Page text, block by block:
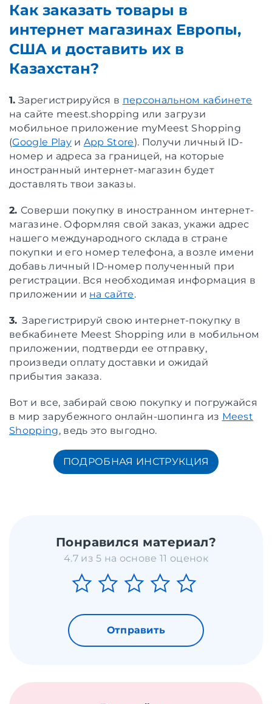
Как заказать товары в
интернет магазинах Европы,
США и доставить их в
Казахстан?
1. Зарегистрируйся в персональном кабинете
на сайте meest.shopping или загрузи
мобильное приложение myMeest Shopping
(Google Playи App Store). Получи личный ID-
номер и адреса за границей, на которые
иностранный интернет-магазин будет
доставлять твои заказы.
2. Соверши покупку в иностранном интернет-
магазине. Оформляя свой заказ, укажи адрес
нашего международного склада в стране
покупки и его номер телефона, а возле имени
добавь личный ID-номер полученный при
регистрации. Вся необходимая информация в
приложении и на сайте.
3. Зарегистрируй свою интернет-покупку в
вебкабинете Meest Shopping или в мобильном
приложении, подтверди ее отправку,
произведи оплату доставки и ожидай
прибытия заказа.
Вот и все, забирай свою покупку и погружайся
в мир зарубежного онлайн-шопинга из Meest
Shopping, ведь это выгодно.
ПОДРОБНАЯ ИНСТРУКЦИЯ
Понравился материал?
4.7 из 5 на основе 11 оценок
Отправить